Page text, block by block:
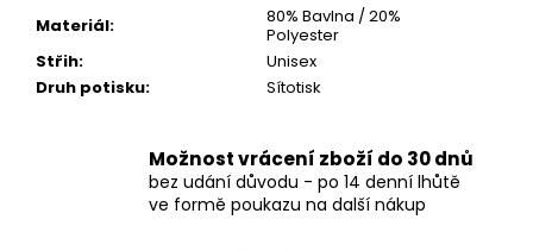
Materiál:
80% Bavlna / 20%
Polyester
Střih:
Unisex
Druh potisku: Sítotisk
Možnost vrácení zboží do 30 dnů
bez udání důvodu - po 14 denní lhůtě
ve formě poukazu na další nákup
WARRIORS
OF
THE
WORLD